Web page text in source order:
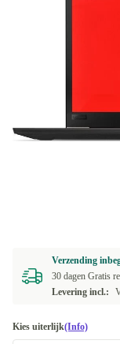
Verzending
30 dagen Gratis
Levering incl.:
Kies uiterlijk(Info)